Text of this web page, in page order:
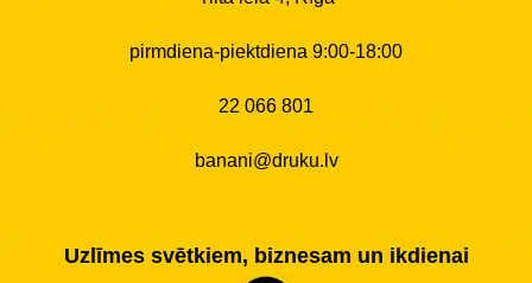
pirmdiena-piektdiena 9:00-18:00
22 066 801
banani@druku.lv
Uzlīmes svētkiem, biznesam un ikdienai